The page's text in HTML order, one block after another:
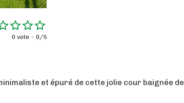
0 vote 0/5
et épuré de cette jolie cour baignée de